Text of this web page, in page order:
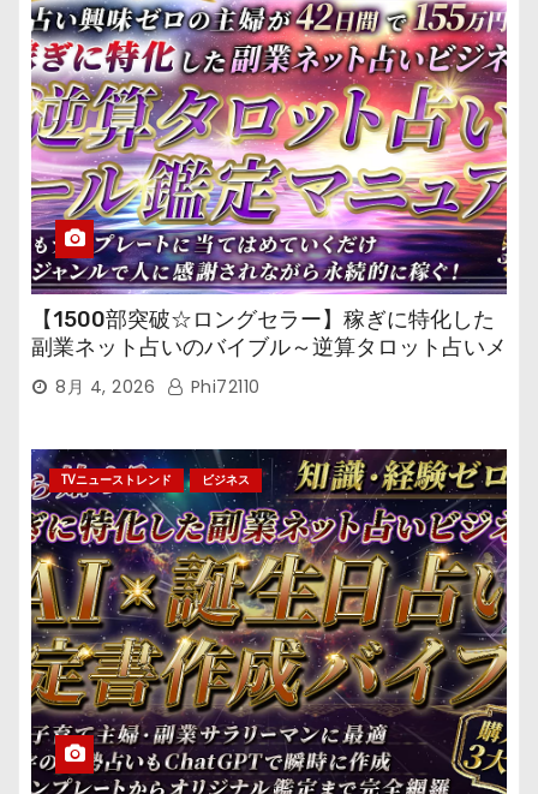
【1500部突破☆ロングセラー】稼ぎに特化した
副業ネット占いのバイブル～逆算タロット占いメ
ール鑑定マニュアル～
8月 4, 2026 Phi72110
TVニューストレンド ビジネス